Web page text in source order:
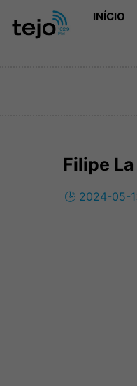
INÍCIO
Filipe
🕒 2024-05-